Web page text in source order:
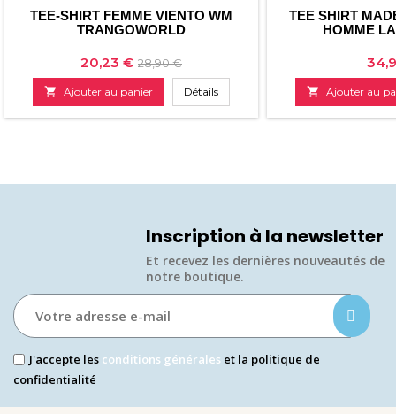
TEE-SHIRT FEMME VIENTO WM
TRANGOWORLD
Prix
20,23 € Prix
de
base
28,90 €
 Ajouter au panier Détails
TEE SHIRT
HOMME
Prix
 Ajouter au
Inscription à la newsletter
Et recevez les dernières nouveautés de
notre boutique.​
J'accepte les conditions générales et la politique de
confidentialité